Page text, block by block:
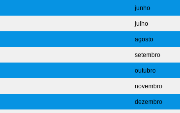
junho
julho
agosto
setembro
outubro
novembro
dezembro